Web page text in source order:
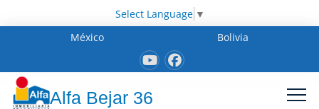
Select Language ▼
México
Bolivia
Alfa Bejar 36